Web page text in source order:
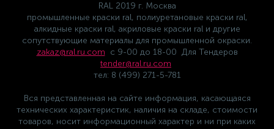
RAL 2019 г. Москва
промышленные краски ral, полиуретановые краски ral,
алкидные краски ral, акриловые краски ral и другие
сопутствующие материалы для промышленной окраски.
zakaz@ral.ru.com с 9-00 до 18-00 Для Тендеров
tender@ral.ru.com
тел: 8 (499) 271-5-781
Вся представленная на сайте информация, касающаяся
технических характеристик, наличия на складе, стоимости
товаров, носит информационный характер и ни при каких